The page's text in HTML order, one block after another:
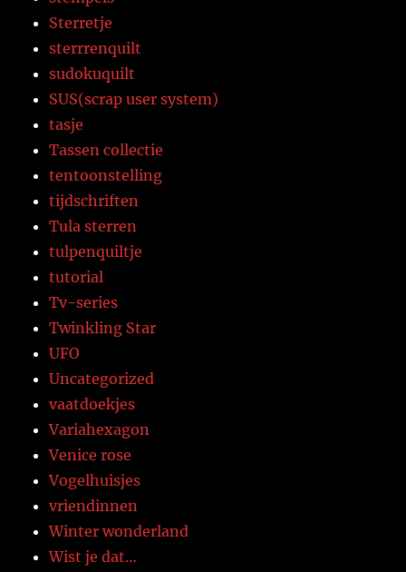
Sterretje
sterrrenquilt
sudokuquilt
SUS(scrap user system)
tasje
Tassen collectie
tentoonstelling
tijdschriften
Tula sterren
tulpenquiltje
tutorial
Tv-series
Twinkling Star
UFO
Uncategorized
vaatdoekjes
Variahexagon
Venice rose
Vogelhuisjes
vriendinnen
Winter wonderland
Wist je dat…